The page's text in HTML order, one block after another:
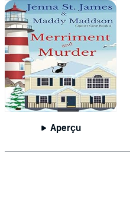
Aperçu